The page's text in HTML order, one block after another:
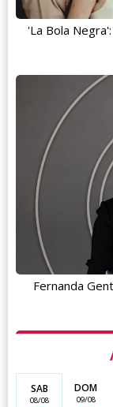
'La Bola
Fernanda
SAB
08/08
DOM
09/08